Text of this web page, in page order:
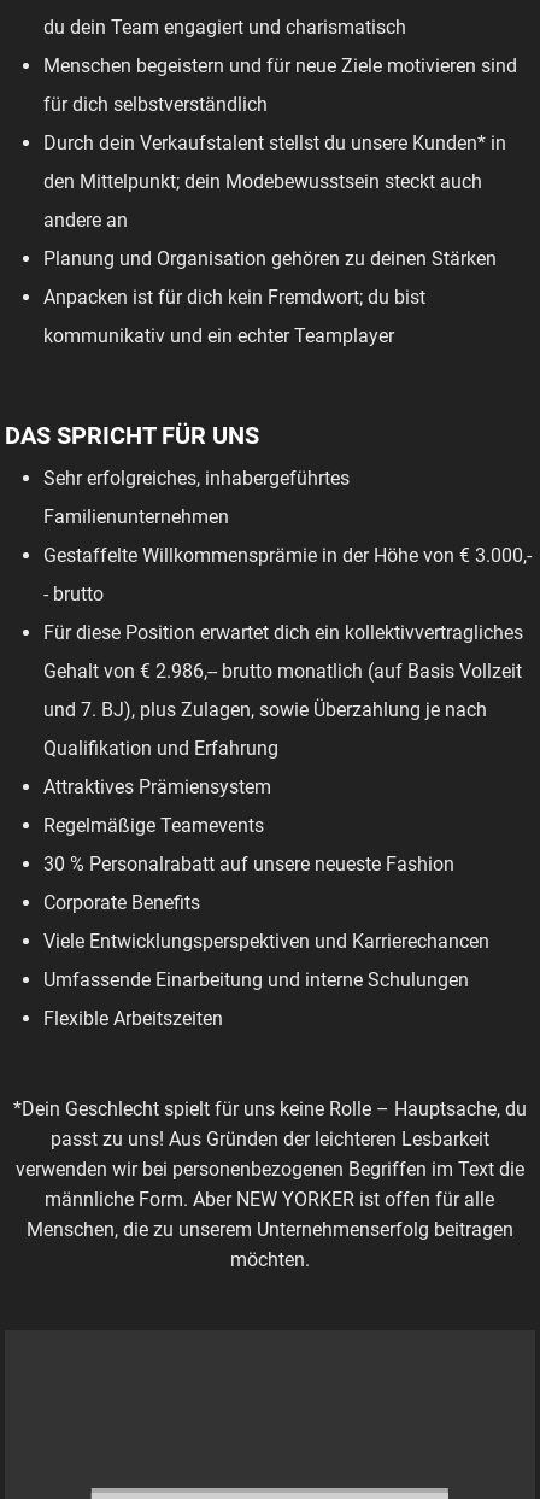
du dein Team engagiert und charismatisch
Menschen begeistern und für neue Ziele motivieren sind
für dich selbstverständlich
Durch dein Verkaufstalent stellst du unsere Kunden* in
den Mittelpunkt; dein Modebewusstsein steckt auch
andere an
Planung und Organisation gehören zu deinen Stärken
Anpacken ist für dich kein Fremdwort; du bist
kommunikativ und ein echter Teamplayer
DAS SPRICHT FÜR UNS
Sehr erfolgreiches, inhabergeführtes
Familienunternehmen
Gestaffelte Willkommensprämie in der Höhe von € 3.000,-
- brutto
Für diese Position erwartet dich ein kollektivvertragliches
Gehalt von € 2.986,-- brutto monatlich (auf Basis Vollzeit
und 7. BJ), plus Zulagen, sowie Überzahlung je nach
Qualifikation und Erfahrung
Attraktives Prämiensystem
Regelmäßige Teamevents
30 % Personalrabatt auf unsere neueste Fashion
Corporate Benefits
Viele Entwicklungsperspektiven und Karrierechancen
Umfassende Einarbeitung und interne Schulungen
Flexible Arbeitszeiten
*Dein Geschlecht spielt für uns keine Rolle – Hauptsache, du
passt zu uns! Aus Gründen der leichteren Lesbarkeit
verwenden wir bei personenbezogenen Begriffen im Text die
männliche Form. Aber NEW YORKER ist offen für alle
Menschen, die zu unserem Unternehmenserfolg beitragen
möchten.